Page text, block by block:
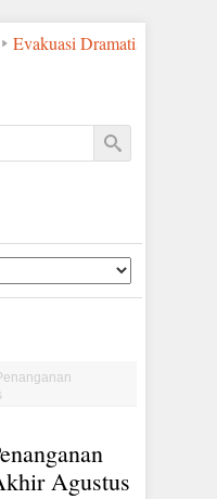
Evakuasi Dramatis di
Agustus